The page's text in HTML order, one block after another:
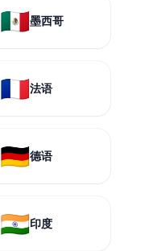
🇲🇽墨西哥
🇫🇷法语
🇩🇪德语
🇮🇳印度